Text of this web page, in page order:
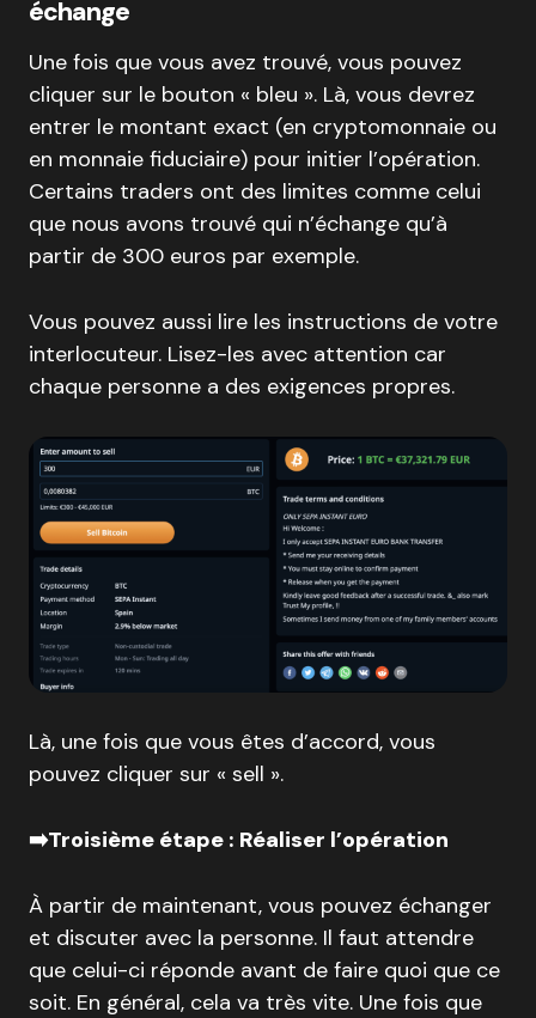
échange
Une fois que vous avez trouvé, vous pouvez
cliquer sur le bouton « bleu ». Là, vous devrez
entrer le montant exact (en cryptomonnaie ou
en monnaie fiduciaire) pour initier l’opération.
Certains traders ont des limites comme celui
que nous avons trouvé qui n’échange qu’à
partir de 300 euros par exemple.
Vous pouvez aussi lire les instructions de votre
interlocuteur. Lisez-les avec attention car
chaque personne a des exigences propres.
Là, une fois que vous êtes d’accord, vous
pouvez cliquer sur « sell ».
➡️Troisième étape : Réaliser l’opération
À partir de maintenant, vous pouvez échanger
et discuter avec la personne. Il faut attendre
que celui-ci réponde avant de faire quoi que ce
soit. En général, cela va très vite. Une fois que